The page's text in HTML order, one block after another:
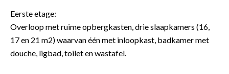
Eerste etage:
Overloop met ruime opbergkasten, drie slaapkamers (16,
17 en 21 m2) waarvan één met inloopkast, badkamer met
douche, ligbad, toilet en wastafel.